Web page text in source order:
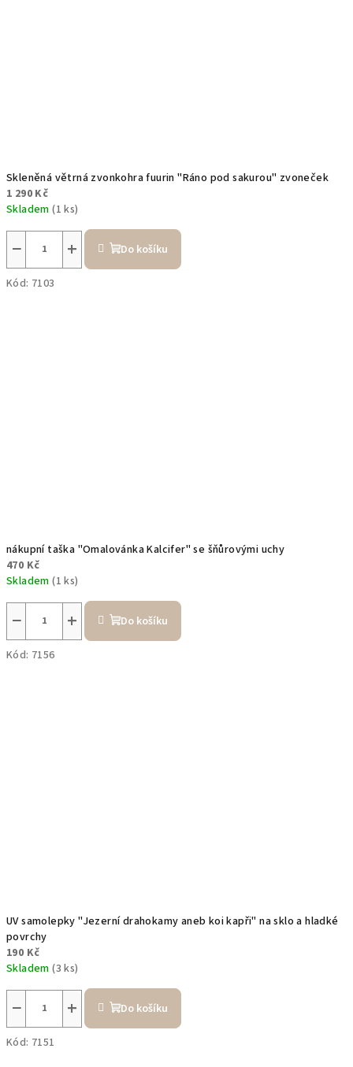
Skleněná větrná zvonkohra fuurin "Ráno pod sakurou" zvoneček
1 290 Kč
Skladem(1 ks)
+
− Do košíku
Kód: 7103
nákupní taška "Omalovánka Kalcifer" se šňůrovými uchy
470 Kč
Skladem(1 ks)
+
− Do košíku
Kód: 7156
UV samolepky "Jezerní drahokamy aneb koi kapři" na sklo a hladké
povrchy
190 Kč
Skladem(3 ks)
+
− Do košíku
Kód: 7151